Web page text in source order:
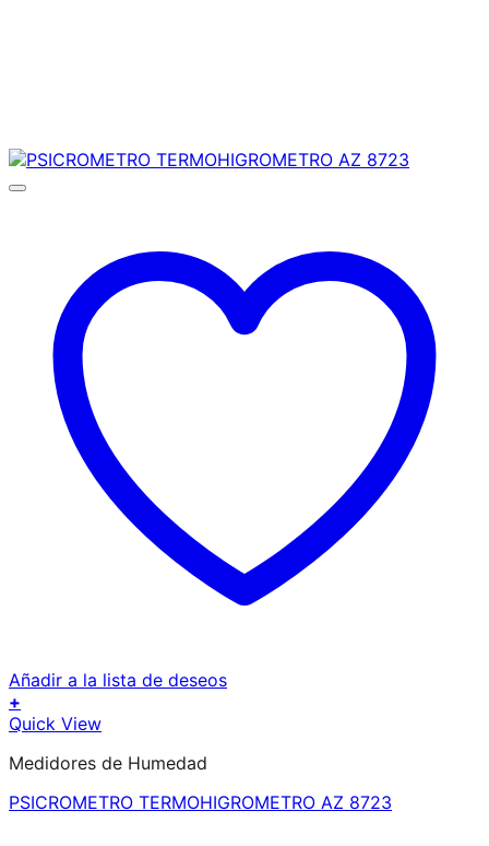
Añadir a la lista de deseos
+
Quick View
Medidores de Humedad
PSICROMETRO TERMOHIGROMETRO AZ 8723